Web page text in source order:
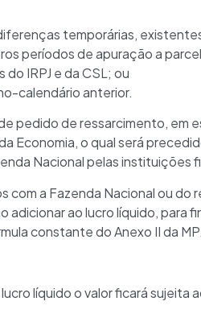
temporárias,
períodos de apuração a
IRPJ e da CSL; ou
calendário anterior.
pedido de ressarcimento, em
Economia, o qual será
Nacional pelas instituições
a Fazenda Nacional ou do
ao lucro líquido, para
constante do Anexo II da MP.
líquido o valor ficará